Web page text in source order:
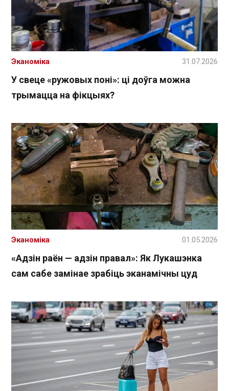
У свеце «ружовых поні»: ці доўга можна
трымацца на фікцыях?
Эканоміка 31.07.2026
«Адзін раён — адзін правал»: Як Лукашэнка
сам сабе замінае зрабіць эканамічны цуд
Эканоміка 01.05.2026